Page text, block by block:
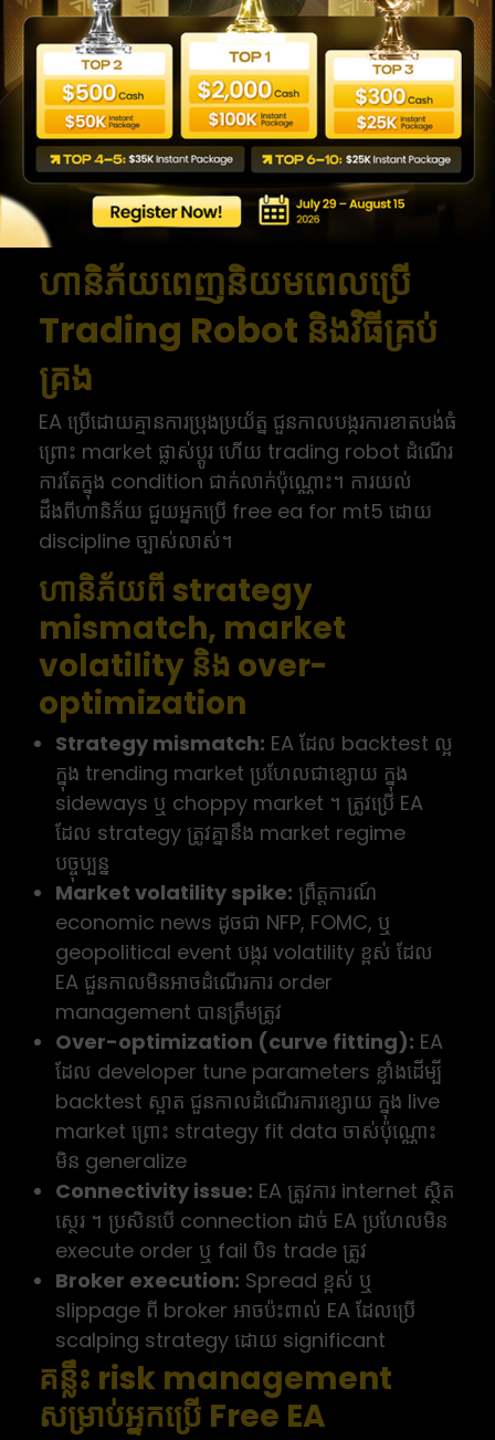
Expectancy:ចំណេញ/ខាតជាមធ្យម ក្នុង 1 trade
។ ត្រូវជា positive value
ការណែនាំ:Backtest ល្អ មិនធានា live
performance ។ Live market មាន spread,
slippage, news event, និង condition ផ្លាស់ប្ដូរ
ដែល historical data ជួនកាលមិនបានឆ្លុះបញ្ចាំង
ពេញ។ Backtest ជួយ filter ជាតួនាទី ប៉ុន្តែ demo
test ទើបជា confirmation ដ៏ជឿជាក់ជាង។
ហានិភ័យពេញនិយមពេលប្រើ
Trading Robot និងវិធីគ្រប់
គ្រង
EA ប្រើដោយគ្មានការប្រុងប្រយ័ត្ន ជួនកាលបង្ករការខាតបង់ធំ
ព្រោះ market ផ្លាស់ប្ដូរ ហើយ trading robot ដំណើរ
ការតែក្នុង condition ជាក់លាក់ប៉ុណ្ណោះ។ ការយល់
ដឹងពីហានិភ័យ ជួយអ្នកប្រើ free ea for mt5 ដោយ
discipline ច្បាស់លាស់។
ហានិភ័យពី strategy
mismatch, market
volatility និង over-
optimization
Strategy mismatch: EA ដែល backtest ល្អ
ក្នុង trending market ប្រហែលជាខ្សោយ ក្នុង
sideways ឬ choppy market ។ ត្រូវប្រើ EA
ដែល strategy ត្រូវគ្នានឹង market regime
បច្ចុប្បន្ន
Market volatility spike: ព្រឹត្តការណ៍
economic news ដូចជា NFP, FOMC, ឬ
geopolitical event បង្ករ volatility ខ្ពស់ ដែល
EA ជួនកាលមិនអាចដំណើរការ order
management បានត្រឹមត្រូវ
Over-optimization (curve fitting): EA
ដែល developer tune parameters ខ្លាំងដើម្បី
backtest ស្អាត ជួនកាលដំណើរការខ្សោយ ក្នុង live
market ព្រោះ strategy fit data ចាស់ប៉ុណ្ណោះ
មិន generalize
Connectivity issue: EA ត្រូវការ internet ស្ថិត
ស្ថេរ ។ ប្រសិនបើ connection ដាច់ EA ប្រហែលមិន
execute order ឬ fail បិទ trade ត្រូវ
Broker execution: Spread ខ្ពស់ ឬ
slippage ពី broker អាចប៉ះពាល់ EA ដែលប្រើ
scalping strategy ដោយ significant
គន្លឹះ risk management
សម្រាប់អ្នកប្រើ Free EA